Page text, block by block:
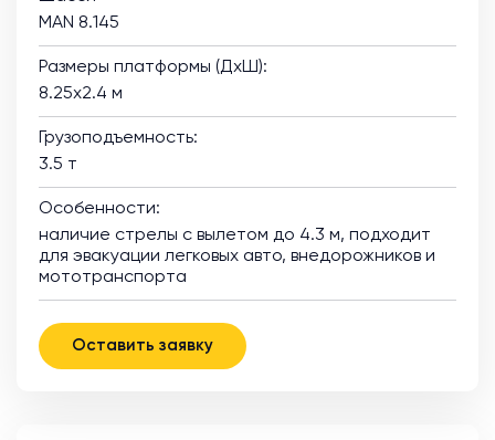
MAN 8.145
Размеры платформы (ДхШ):
8.25х2.4 м
Грузоподъемность:
3.5 т
Особенности:
наличие стрелы с вылетом до 4.3 м, подходит
для эвакуации легковых авто, внедорожников и
мототранспорта
Оставить заявку